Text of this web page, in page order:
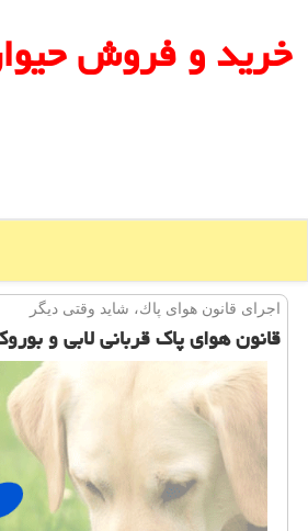
خرید و فروش
اجرای قانون هوای پاك، شاید وقتی دیگر
قانون هوای پاك قربانی لابی و